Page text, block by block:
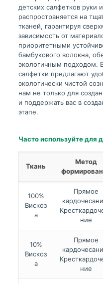
детских салфетков руки
распространяется на
тканей, гарантируя
зависимость от
приоритетными
бамбукового волокна,
экологичным подходом.
салфетки предлагают
экологически чистой
нам не только для
и поддержать вас в
этапе.
Часто используйте для
Ткань
Метод
100%
Вискоз
а
Прямое
ние
10%
Вискоз
а
Прямое
ние